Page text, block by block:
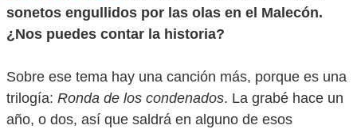
sonetos engullidos por las olas en el Malecón.
¿Nos puedes contar la historia?
Sobre ese tema hay una canción más, porque es una
trilogía: Ronda de los condenados. La grabé hace un
año, o dos, así que saldrá en alguno de esos